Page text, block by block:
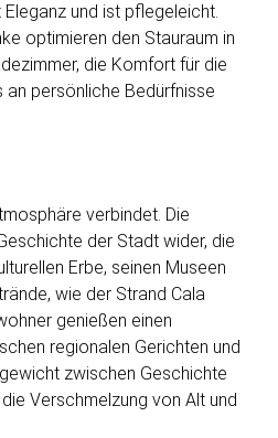
und ist pflegeleicht.
optimieren den Stauraum in
die Komfort für die
an persönliche Bedürfnisse
verbindet. Die
der Stadt wider, die
Erbe, seinen Museen
wie der Strand Cala
genießen einen
regionalen Gerichten und
zwischen Geschichte
Verschmelzung von Alt und